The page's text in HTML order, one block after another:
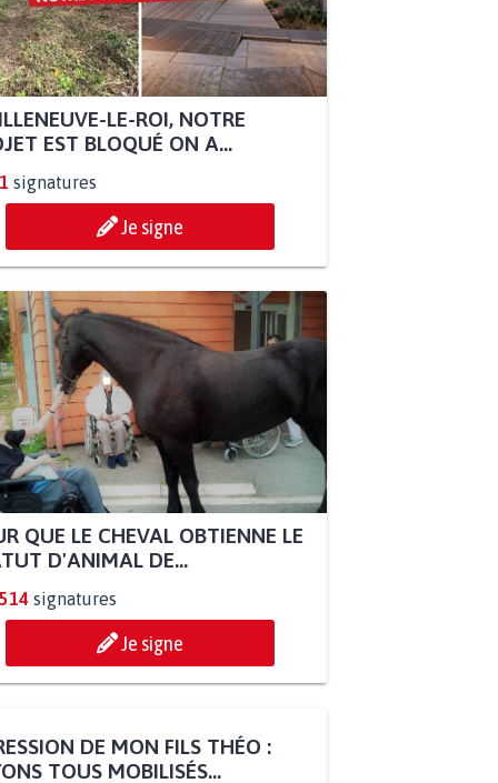
LE-ROI, NOTRE
EST BLOQUÉ ON A...
signatures
Je signe
QUE LE CHEVAL OBTIENNE LE
D'ANIMAL DE...
signatures
Je signe